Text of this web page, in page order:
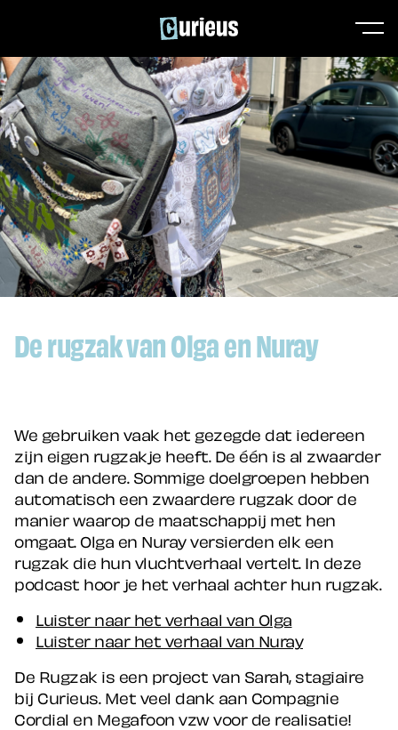
De rugzak van Olga en Nuray
We gebruiken vaak het gezegde dat iedereen
zijn eigen rugzakje heeft. De één is al zwaarder
dan de andere. Sommige doelgroepen hebben
automatisch een zwaardere rugzak door de
manier waarop de maatschappij met hen
omgaat. Olga en Nuray versierden elk een
rugzak die hun vluchtverhaal vertelt. In deze
podcast hoor je het verhaal achter hun rugzak.
Luister naar het verhaal van Olga
Luister naar het verhaal van Nuray
De Rugzak is een project van Sarah, stagiaire
bij Curieus. Met veel dank aan Compagnie
Cordial en Megafoon vzw voor de realisatie!